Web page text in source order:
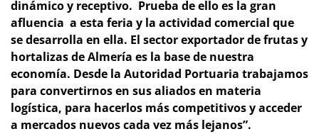
dinámico y receptivo. Prueba de ello es la gran
afluencia a esta feria y la actividad comercial que
se desarrolla en ella. El sector exportador de frutas y
hortalizas de Almería es la base de nuestra
economía. Desde la Autoridad Portuaria trabajamos
para convertirnos en sus aliados en materia
logística, para hacerlos más competitivos y acceder
a mercados nuevos cada vez más lejanos”.